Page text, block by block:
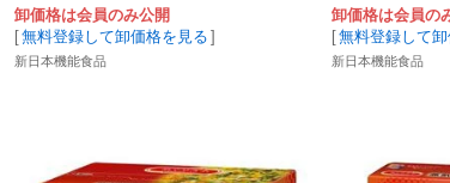
卸価格は会員のみ公開
[無料登録して卸価格を見る ]
新日本機能食品
卸価格は会員の
[無料登録して
新日本機能食品